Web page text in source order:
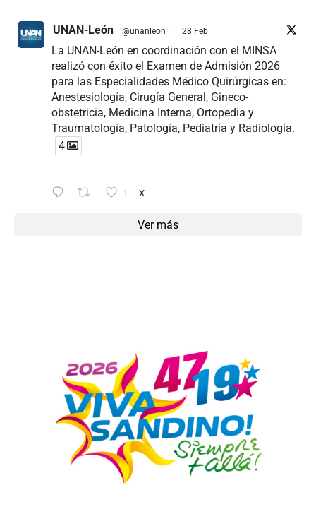
UNAN-León @unanleon · 28 Feb
La UNAN-León en coordinación con el MINSA
realizó con éxito el Examen de Admisión 2026
para las Especialidades Médico Quirúrgicas en:
Anestesiología, Cirugía General, Gineco-
obstetricia, Medicina Interna, Ortopedia y
Traumatología, Patología, Pediatría y Radiología.
4
1 X
Ver más